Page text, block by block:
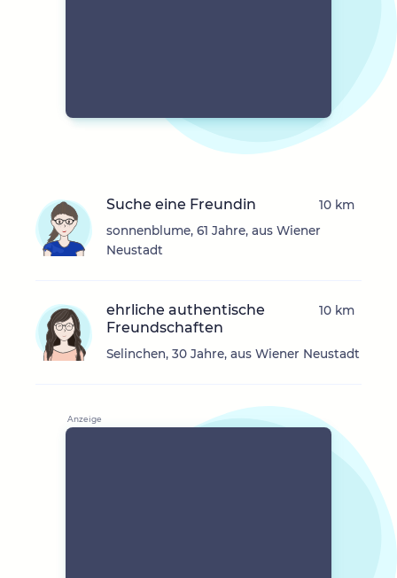
Suche eine Freundin
sonnenblume, 61 Jahre, aus Wiener
Neustadt
10 km
ehrliche authentische
Freundschaften
Selinchen, 30 Jahre, aus Wiener Neustadt
10 km